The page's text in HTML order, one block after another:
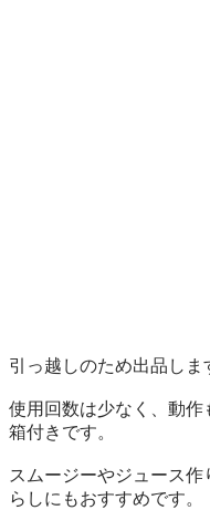
引っ越しのため出品しま
使用回数は少なく、動作
箱付きです。
スムージーやジュース
らしにもおすすめです。